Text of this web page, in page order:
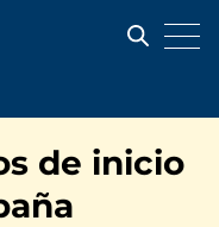
de inicio